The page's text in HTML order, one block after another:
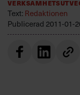
Annonsera
Text:Redaktionen
Publicerad 2011-01-